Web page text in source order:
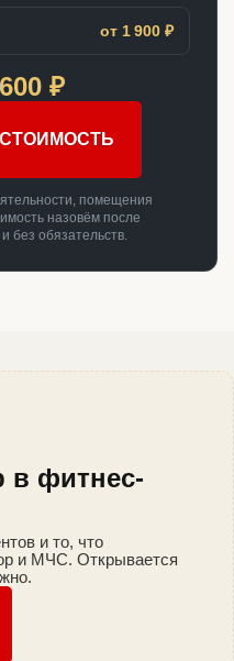
от 1 900 ₽
₽
помещения
назовём после
без обязательств.
в фитнес-
и то, что
и МЧС. Открывается